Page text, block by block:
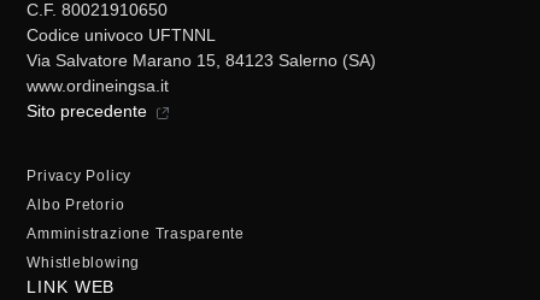
C.F. 80021910650
Codice univoco UFTNNL
Via Salvatore Marano 15, 84123 Salerno (SA)
www.ordineingsa.it
Sito precedente
Privacy Policy
Albo Pretorio
Amministrazione Trasparente
Whistleblowing
LINK WEB